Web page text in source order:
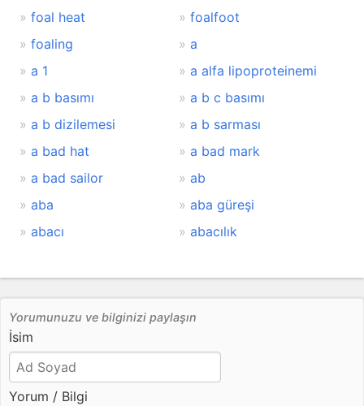
foal heat
foalfoot
foaling
a
a 1
a alfa lipoproteinemi
a b basımı
a b c basımı
a b dizilemesi
a b sarması
a bad hat
a bad mark
a bad sailor
ab
aba
aba güreşi
abacı
abacılık
Yorumunuzu ve bilginizi paylaşın
İsim
Yorum / Bilgi